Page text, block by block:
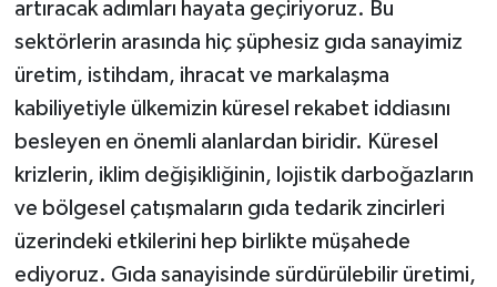
artıracak adımları hayata geçiriyoruz. Bu
sektörlerin arasında hiç şüphesiz gıda sanayimiz
üretim, istihdam, ihracat ve markalaşma
kabiliyetiyle ülkemizin küresel rekabet iddiasını
besleyen en önemli alanlardan biridir. Küresel
krizlerin, iklim değişikliğinin, lojistik darboğazların
ve bölgesel çatışmaların gıda tedarik zincirleri
üzerindeki etkilerini hep birlikte müşahede
ediyoruz. Gıda sanayisinde sürdürülebilir üretimi,